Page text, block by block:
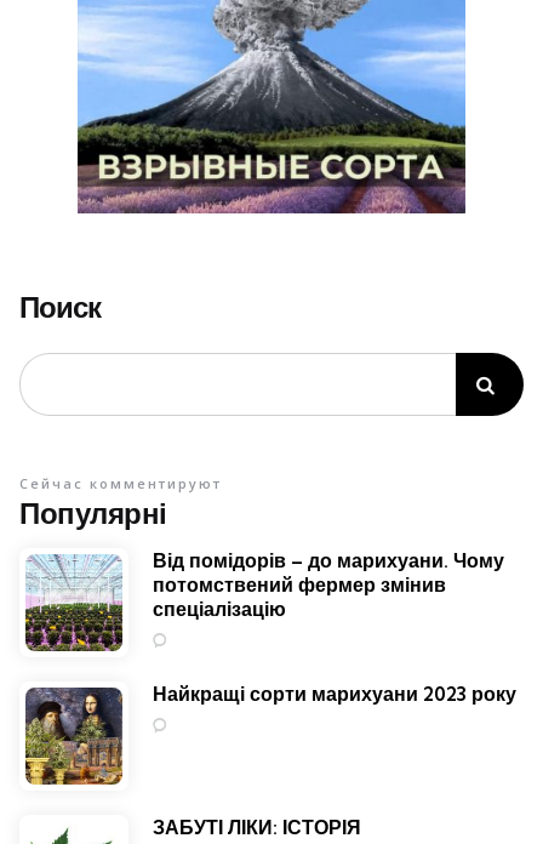
Поиск
Популярні
Сейчас комментируют
Від помідорів – до марихуани. Чому
потомствений фермер змінив
спеціалізацію
Найкращі сорти марихуани 2023 року
ЗАБУТІ ЛІКИ: ІСТОРІЯ